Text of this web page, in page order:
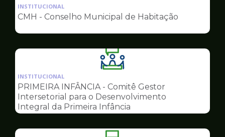
da
pagina
Conselhos
INSTITUCIONAL
CMH - Conselho Municipal de Habitação
Ilustração
da
pagina
de
Conselhos
INSTITUCIONAL
PRIMEIRA INFÂNCIA - Comitê Gestor
Intersetorial para o Desenvolvimento
Integral da Primeira Infância